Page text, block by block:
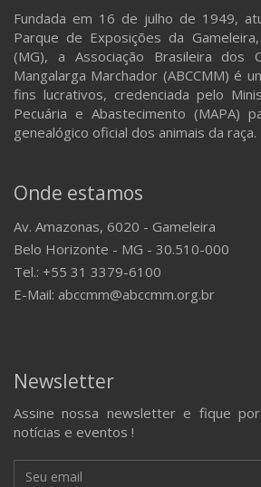
Fundada em 16 de julho de 1949,
Parque de Exposições da
(MG), a Associação Brasileira dos
Mangalarga Marchador (ABCCMM) é
fins lucrativos, credenciada pelo
Pecuária e Abastecimento (MAPA)
genealógico oficial dos animais da raça.
Onde estamos
Av. Amazonas, 6020 - Gameleira
Belo Horizonte - MG - 30.510-000
Tel.: +55 31 3379-6100
E-Mail: abccmm@abccmm.org.br
Newsletter
Assine nossa newsletter e fique
notícias e eventos !